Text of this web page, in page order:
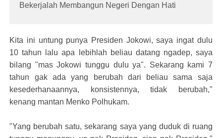
Bekerjalah Membangun Negeri Dengan Hati
Kita ini untung punya Presiden Jokowi, saya ingat dulu
10 tahun lalu apa lebihlah beliau datang ngadep, saya
bilang "mas Jokowi tunggu dulu ya". Sekarang kami 7
tahun gak ada yang berubah dari beliau sama saja
kesederhanaannya, konsistennya, tidak berubah,"
kenang mantan Menko Polhukam.
"Yang berubah satu, sekarang saya yang duduk di ruang